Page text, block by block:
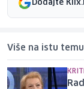
Dodajte
Više na istu temu